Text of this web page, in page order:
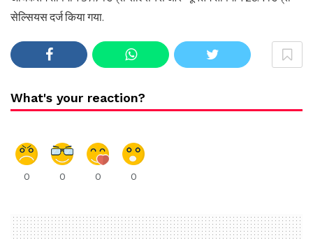
सेल्सियस दर्ज किया गया.
What's your reaction?
0 0 0 0